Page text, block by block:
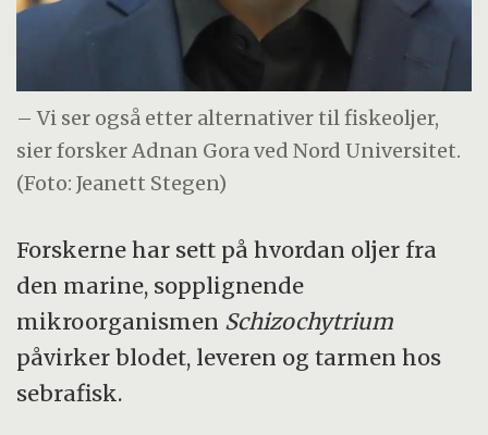
– Vi ser også etter alternativer til fiskeoljer,
sier forsker Adnan Gora ved Nord Universitet.
(Foto: Jeanett Stegen)
Forskerne har sett på hvordan oljer fra
den marine, sopplignende
mikroorganismen Schizochytrium
påvirker blodet, leveren og tarmen hos
sebrafisk.